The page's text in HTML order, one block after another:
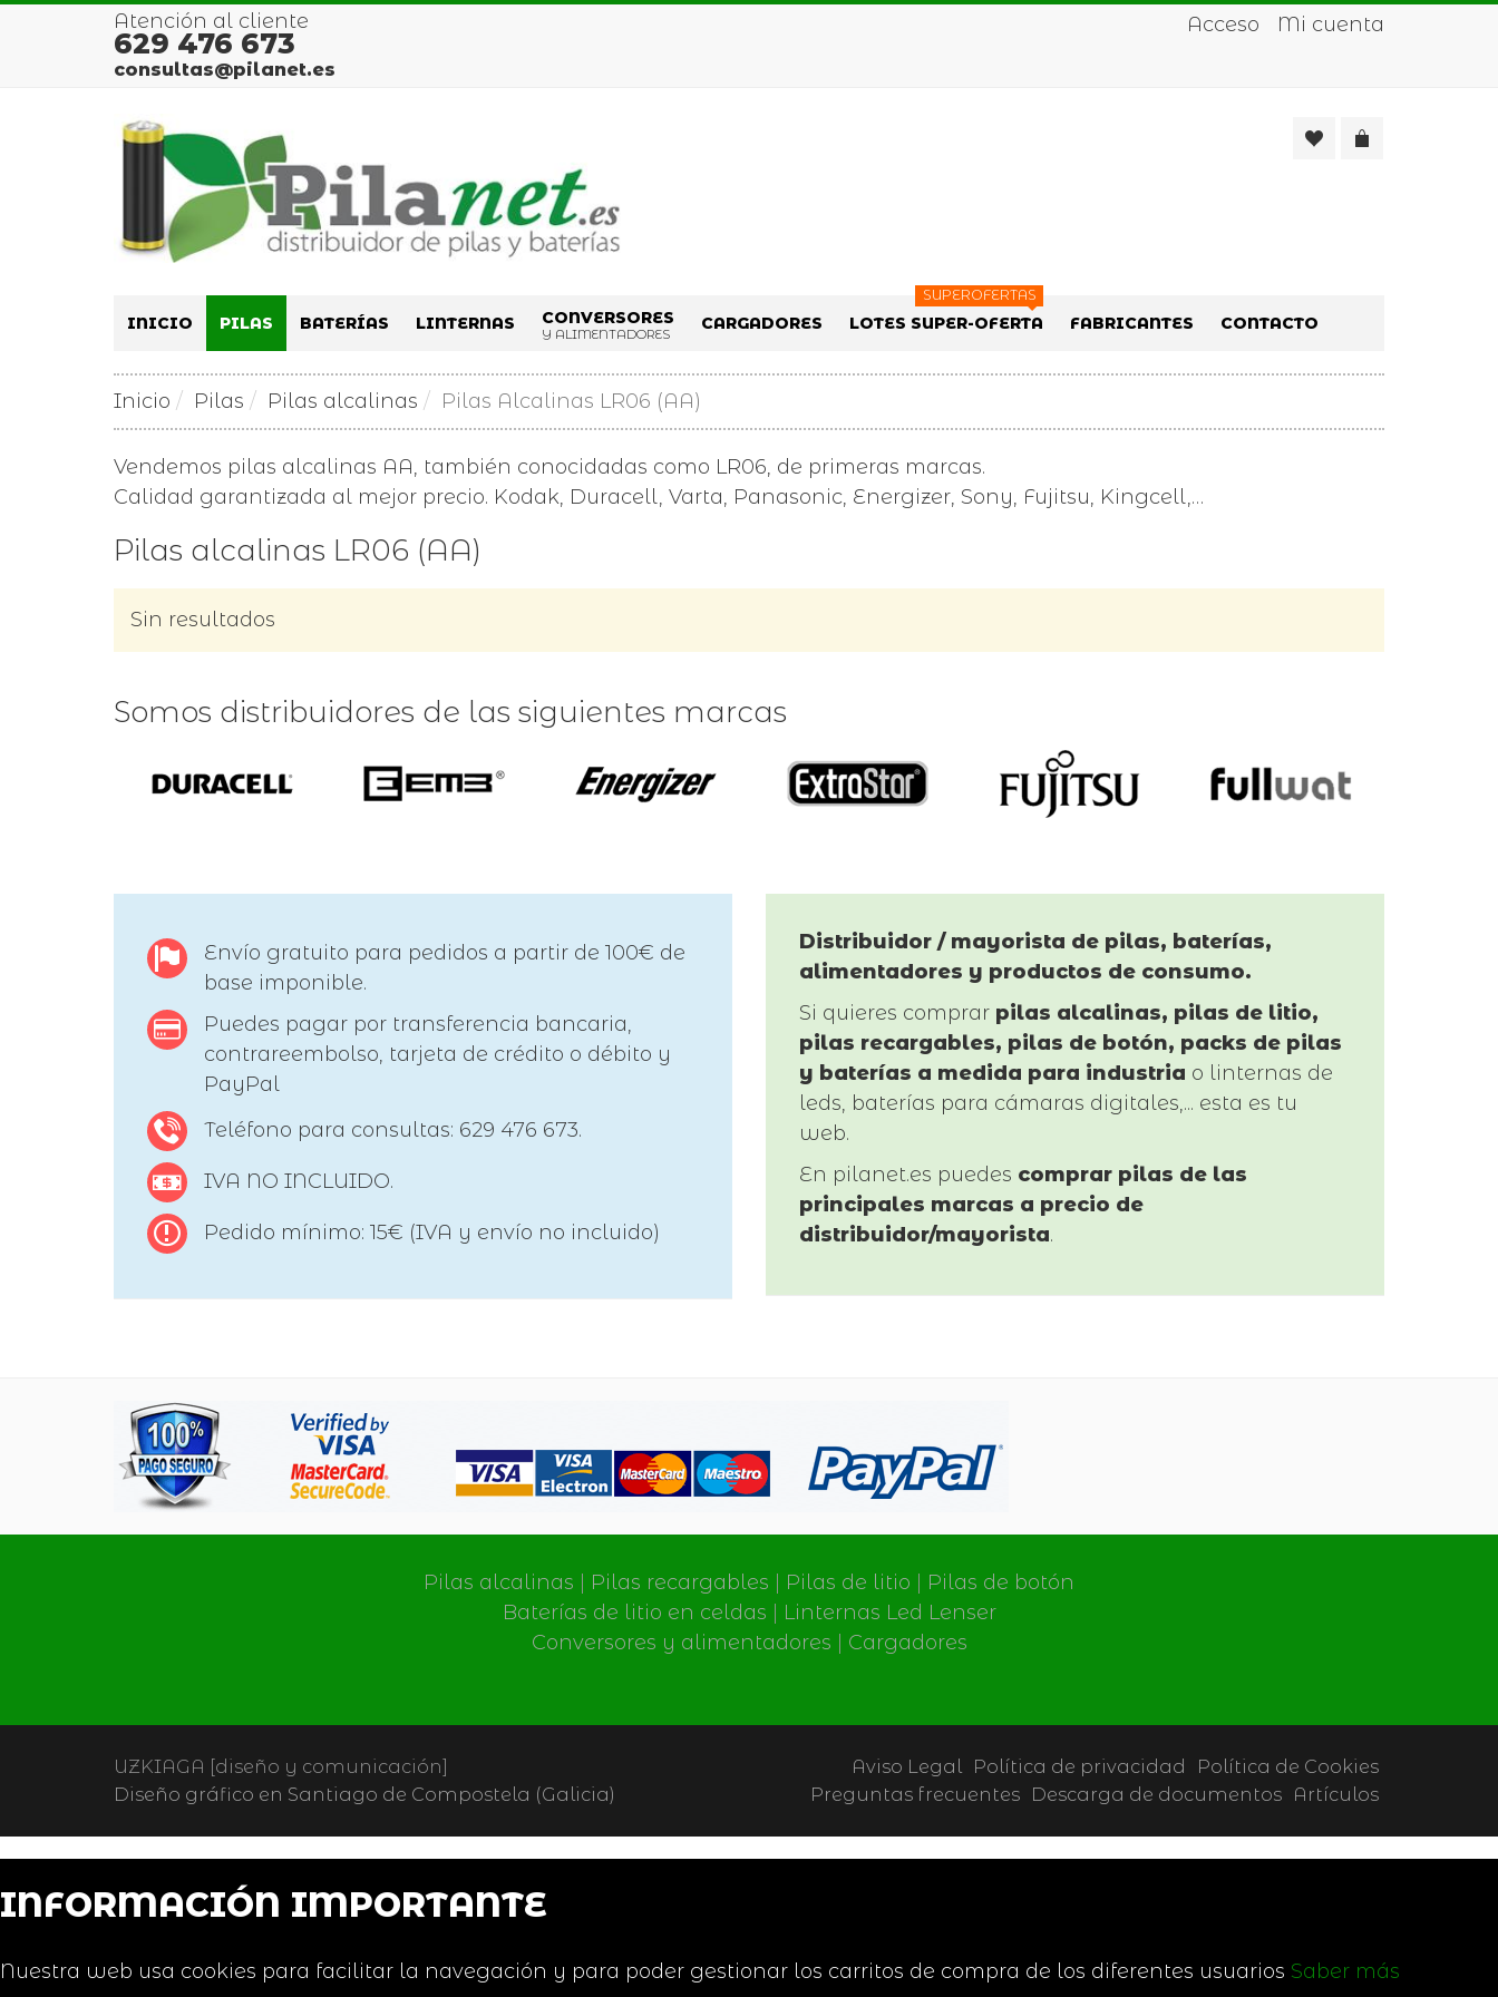
Atención al cliente
629 476 673
consultas@pilanet.es
Acceso Mi cuenta
INICIO PILAS BATERÍAS LINTERNAS CONVERSORES
Y ALIMENTADORES
CARGADORES LOTES SUPER-OFERTA
SUPEROFERTAS
FABRICANTES CONTACTO
Inicio Pilas Pilas alcalinas Pilas Alcalinas LR06 (AA)
Vendemos pilas alcalinas AA, también conocidadas como LR06, de primeras marcas.
Calidad garantizada al mejor precio. Kodak, Duracell, Varta, Panasonic, Energizer, Sony, Fujitsu, Kingcell,…
Pilas alcalinas LR06 (AA)
Sin resultados
Somos distribuidores de las siguientes marcas
Envío gratuito para pedidos a partir de 100€ de
base imponible.
Puedes pagar por transferencia bancaria,
contrareembolso, tarjeta de crédito o débito y
PayPal
Teléfono para consultas: 629 476 673.
IVA NO INCLUIDO.
Pedido mínimo: 15€ (IVA y envío no incluido)
Distribuidor / mayorista de pilas, baterías,
alimentadores y productos de consumo.
Si quieres comprar pilas alcalinas, pilas de litio,
pilas recargables, pilas de botón, packs de pilas
y baterías a medida para industria o linternas de
leds, baterías para cámaras digitales,... esta es tu
web.
En pilanet.es puedes comprar pilas de las
principales marcas a precio de
distribuidor/mayorista.
Pilas alcalinas Pilas recargables Pilas de litio
Pilas de botón
Baterías de litio en celdas
Linternas Led Lenser
Conversores y alimentadores
Cargadores
UZKIAGA [diseño y comunicación]
Diseño gráfico en Santiago de Compostela (Galicia)
Aviso Legal Política de privacidad
Política de Cookies
Preguntas frecuentes Descarga de documentos Artículos
INFORMACIÓN IMPORTANTE
Nuestra web usa cookies para facilitar la navegación y para poder gestionar los carritos de compra de los diferentes usuarios Saber más